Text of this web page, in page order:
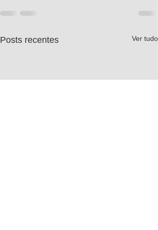
Posts recentes Ver tudo